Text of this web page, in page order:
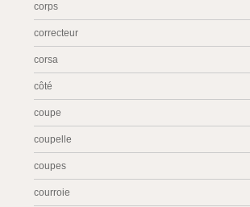
corps
correcteur
corsa
côté
coupe
coupelle
coupes
courroie